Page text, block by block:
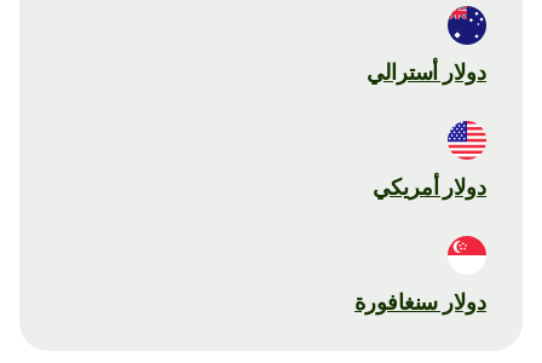
دولار أسترالي
دولار أمريكي
دولار سنغافورة